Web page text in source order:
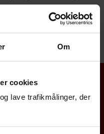
Om
cookies
lave trafikmålinger, der